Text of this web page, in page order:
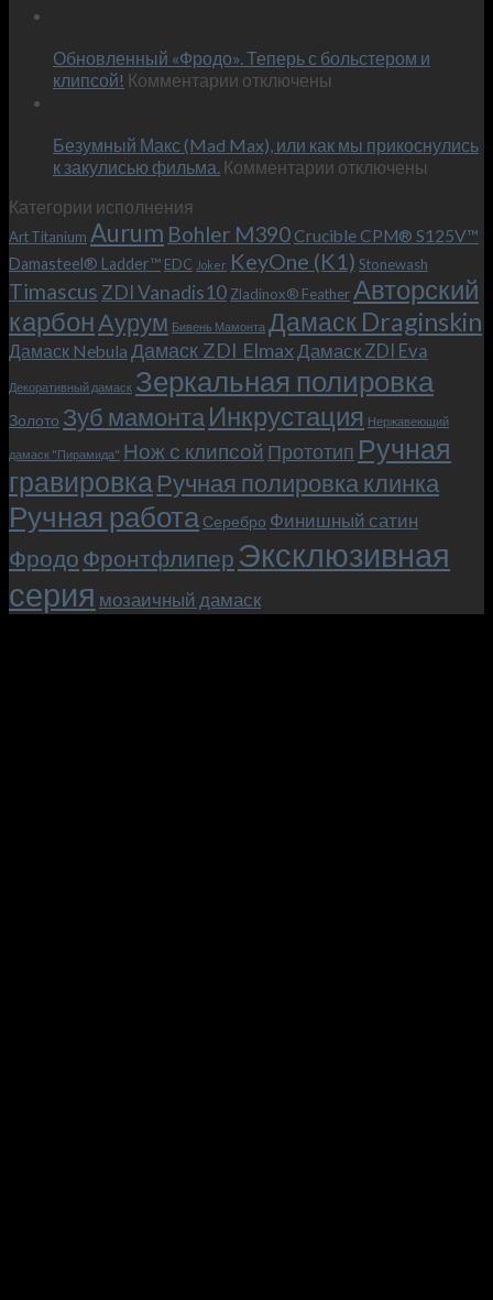
–
и
KeyOne
Обновленный «Фродо». Теперь с больстером и
клипсой! Комментарии к
«Фродо».
Теперь
и
клипсой!
отключены
Безумный Макс (Mad Max), или как мы прикоснулись
к закулисью фильма. Комментарии к
Макс
(Mad
Max),
или
как
мы
прикоснулись
к
фильма.
отключены
Категории исполнения
Art Titanium Aurum Bohler M390Crucible CPM® S125V™
Damasteel® Ladder™ EDC Joker KeyOne (K1) Stonewash
Timascus ZDI Vanadis10 Zladinox® FeatherАвторский
карбонАурум Бивень Мамонта Дамаск Draginskin
Дамаск Nebula Дамаск ZDI ElmaxДамаск ZDI Eva
Декоративный дамаск Зеркальная полировка
Золото Зуб мамонтаИнкрустация Нержавеющий
дамаск "Пирамида" Нож с клипсой Прототип Ручная
гравировкаРучная полировка клинка
Ручная работа Серебро Финишный сатин
Фродо Фронтфлипер Эксклюзивная
серия мозаичный дамаск